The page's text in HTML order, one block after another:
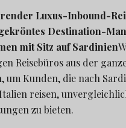
Luxus-Inbound-
Destination-
mit Sitz auf Sardinien
Reisebüros aus der
um Kunden, die nach
reisen,
zu bieten.